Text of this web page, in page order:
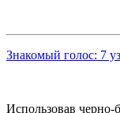
Знакомый голос: 7
Использовав черно-